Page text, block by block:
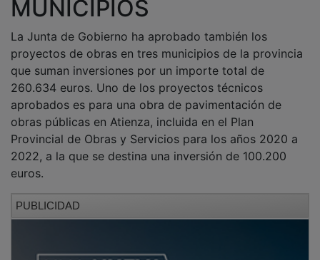
proyectos de obras en tres municipios de la provincia
que suman inversiones por un importe total de
260.634 euros. Uno de los proyectos técnicos
aprobados es para una obra de pavimentación de
obras públicas en Atienza, incluida en el Plan
Provincial de Obras y Servicios para los años 2020 a
2022, a la que se destina una inversión de 100.200
euros.